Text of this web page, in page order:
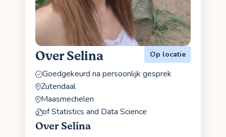
Over Selina Op locatie
Goedgekeurd na persoonlijk gesprek
Zutendaal
Maasmechelen
of Statistics and Data Science
Over Selina